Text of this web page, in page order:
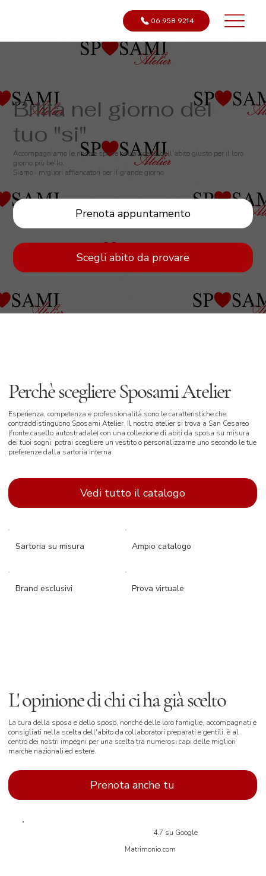
06 958 9214
Brilla nel giorno del
tuo "si"
Accompagniamo le nostre spose nella scelta dell'abito giusto per il loro
giorno più bello.
Siamo i migliori affiancatori per il grande giorno
Prenota appuntamento
Scegli abito da provare
Perchè scegliere Sposami Atelier
Esperienza, competenza e professionalità sono le caratteristiche che
contraddistinguono Sposami Atelier. Il nostro atelier si trova a San Cesareo
(fronte casello autostradale) con una collezione di abiti da sposa su misura
dei tuoi sogni: potrai scegliere un vestito o personalizzarne uno secondo le tue
preferenze dalla sartoria interna
Vedi tutto il catalogo
Sartoria su misura Ampio catalogo
Brand esclusivi Prova virtuale
L' opinione di chi ci ha già scelto
La cura della sposa e dello sposo, nonché delle loro famiglie, accompagnati e
consigliati nella scelta dell'abito da collaboratori preparati e gentili, è al
centro dei nostri impegni per una scelta tra numerosi capi delle migliori
marche nazionali ed estere.
Prenota anche tu
4.7 su Google
Matrimonio.com